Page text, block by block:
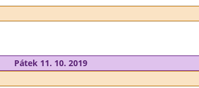
Pátek 11. 10. 2019